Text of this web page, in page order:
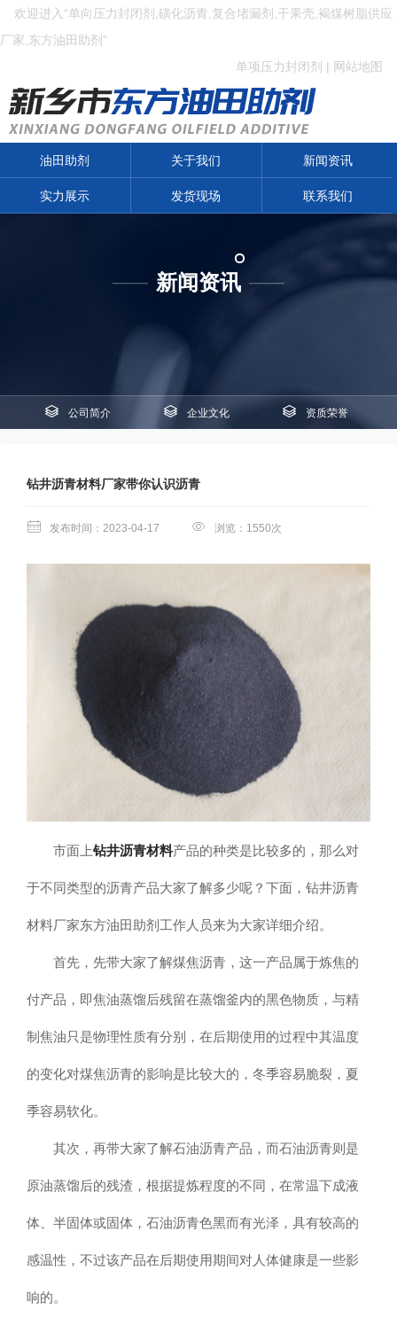
欢迎进入“单向压力封闭剂,磺化沥青,复合堵漏剂,干果壳,褐煤树脂供应
厂家,东方油田助剂”
单项压力封闭剂 | 网站地图
油田助剂 关于我们 新闻资讯
实力展示 发货现场 联系我们
—— 新闻资讯 ——
公司简介 企业文化 资质荣誉
钻井沥青材料厂家带你认识沥青
发布时间：2023-04-17 浏览：1550次
市面上钻井沥青材料产品的种类是比较多的，那么对
于不同类型的沥青产品大家了解多少呢？下面，钻井沥青
材料厂家东方油田助剂工作人员来为大家详细介绍。
首先，先带大家了解煤焦沥青，这一产品属于炼焦的
付产品，即焦油蒸馏后残留在蒸馏釜内的黑色物质，与精
制焦油只是物理性质有分别，在后期使用的过程中其温度
的变化对煤焦沥青的影响是比较大的，冬季容易脆裂，夏
季容易软化。
其次，再带大家了解石油沥青产品，而石油沥青则是
原油蒸馏后的残渣，根据提炼程度的不同，在常温下成液
体、半固体或固体，石油沥青色黑而有光泽，具有较高的
感温性，不过该产品在后期使用期间对人体健康是一些影
响的。